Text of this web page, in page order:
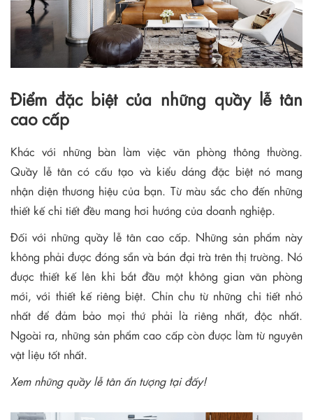
Điểm đặc biệt của những quầy lễ tân
cao cấp
Khác với những bàn làm việc văn phòng thông thường.
Quầy lễ tân có cấu tạo và kiểu dáng đặc biệt nó mang
nhận diện thương hiệu của bạn. Từ màu sắc cho đến những
thiết kế chi tiết đều mang hơi hướng của doanh nghiệp.
Đối với những quầy lễ tân cao cấp. Những sản phẩm này
không phải được đóng sẵn và bán đại trà trên thị trường. Nó
được thiết kế lên khi bắt đầu một không gian văn phòng
mới, với thiết kế riêng biệt. Chỉn chu từ những chi tiết nhỏ
nhất để đảm bảo mọi thứ phải là riêng nhất, độc nhất.
Ngoài ra, những sản phẩm cao cấp còn được làm từ nguyên
vật liệu tốt nhất.
Xem những quầy lễ tân ấn tượng tại đấy!